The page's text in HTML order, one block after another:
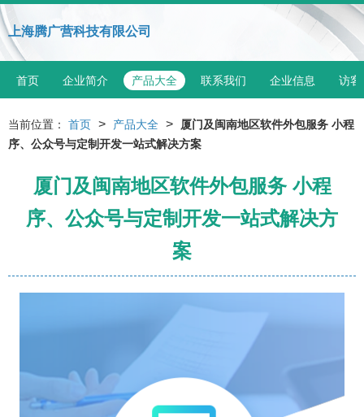
上海腾广营科技有限公司
首页 企业简介 产品大全 联系我们 企业信息 访客
当前位置： 首页 > 产品大全 >
厦门及闽南地区软件外包服务 小程
序、公众号与定制开发一站式解决方案
厦门及闽南地区软件外包服务 小程
序、公众号与定制开发一站式解决方
案